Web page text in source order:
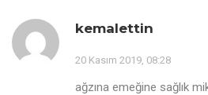
kemalettin
20 Kasım 2019, 08:28
ağzına emeğine sağlık